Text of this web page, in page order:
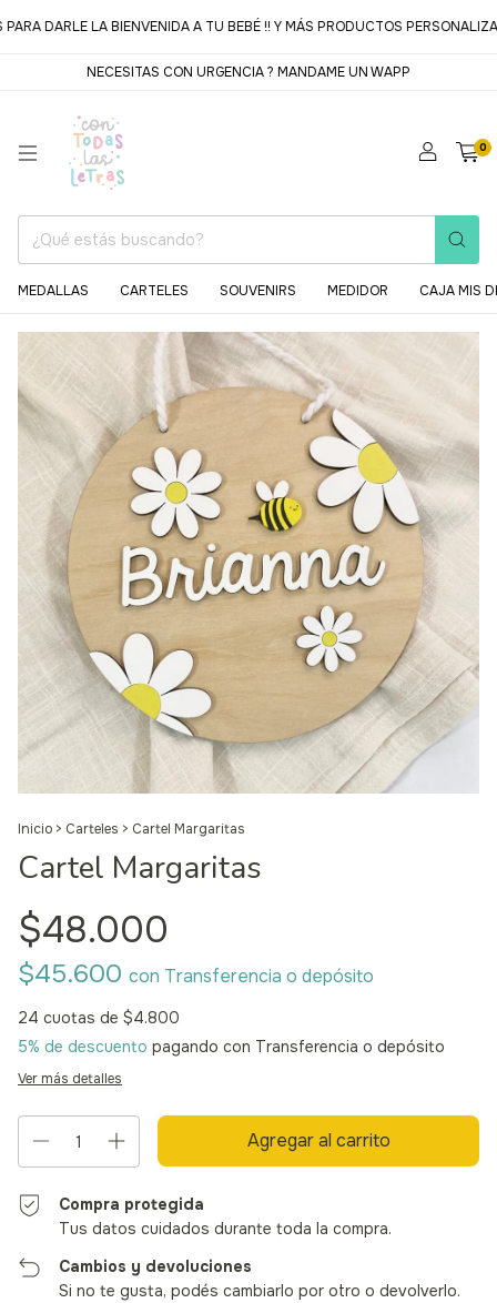
DARLE LA BIENVENIDA A TU BEBÉ !! Y MÁS PRODUCTOS
NECESITAS CON URGENCIA ? MANDAME UN WAPP
0
MEDALLAS CARTELES SOUVENIRS MEDIDOR CAJA MIS
Inicio > Carteles > Cartel Margaritas
Cartel Margaritas
$48.000
$45.600 con Transferencia o depósito
24 cuotas de $4.800
5% de descuento pagando con Transferencia o depósito
Ver más detalles
Compra protegida
Tus datos cuidados durante toda la compra.
Cambios y devoluciones
Si no te gusta, podés cambiarlo por otro o devolverlo.